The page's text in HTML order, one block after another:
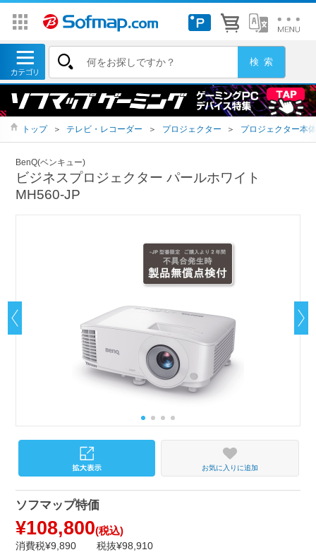
トップ ＞ テレビ・レコーダー ＞ プロジェクター ＞ プロジェクター本体
BenQ(ベンキュー)
ビジネスプロジェクター パールホワイト
MH560-JP
お気に入りに追加
ソフマップ特価
¥108,800(税込)
消費税¥9,890 税抜¥98,910